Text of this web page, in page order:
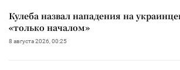
Кулеба назвал нападения на
«только началом»
8 августа 2026, 00:25